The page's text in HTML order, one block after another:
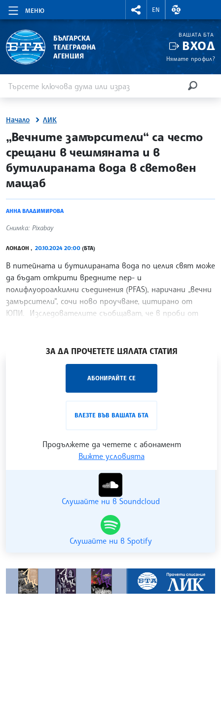
МЕНЮ
RIGHTMENU.SOCIAL
EN
ВАЛУТНИ
БЪЛГАРСКА
ТЕЛЕГРАФНА
АГЕНЦИЯ
ВАШАТА БТА
ВХОД
Нямате профил?
Начало ЛИК
site.bta
„Вечните замърсители“ са често
срещани в чешмяната и в
бутилираната вода в световен
мащаб
АННА ВЛАДИМИРОВА
Снимка: Pixabay
ЛОНДОН , 20.10.2024 20:00 (БТА)
В питейната и бутилираната вода по целия свят може
да бъдат открити вредните пер- и
полифлуороалкилни съединения (PFAS), наричани „вечни
замърсители“, сочи ново проучване, цитирано от
ЮПИ. Изследователите съобщават, че в проби от
ЗА ДА ПРОЧЕТЕТЕ ЦЯЛАТА СТАТИЯ
АБОНИРАЙТЕ СЕ
ВЛЕЗТЕ ВЪВ ВАШАТА БТА
Продължете да четете с абонамент
Вижте условията
„Час ЛИК“ на БТА е мястото за срещи отблизо с
Гледайте ни в YouTube
Слушайте ни в Soundcloud
Слушайте ни в Spotify